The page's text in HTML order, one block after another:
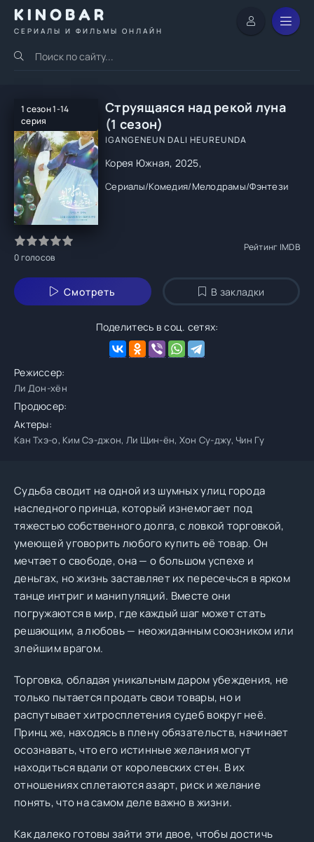
KINOBAR
СЕРИАЛЫ И ФИЛЬМЫ ОНЛАЙН
1 сезон 1-14
серия
Струящаяся над рекой луна
(1 сезон)
IGANGENEUN DALI HEUREUNDA
Корея Южная, 2025,
Сериалы/Комедия/Мелодрамы/Фэнтези
0голосов
Рейтинг IMDB
Смотреть В закладки
Поделитесь в соц. сетях:
Режиссер:
Ли Дон-хён
Продюсер:
Актеры:
Кан Тхэ-о, Ким Сэ-джон, Ли Щин-ён, Хон Су-джу, Чин Гу
Судьба сводит на одной из шумных улиц города
наследного принца, который изнемогает под
тяжестью собственного долга, с ловкой торговкой,
умеющей уговорить любого купить её товар. Он
мечтает о свободе, она — о большом успехе и
деньгах, но жизнь заставляет их пересечься в ярком
танце интриг и манипуляций. Вместе они
погружаются в мир, где каждый шаг может стать
решающим, а любовь — неожиданным союзником или
злейшим врагом.
Торговка, обладая уникальным даром убеждения, не
только пытается продать свои товары, но и
распутывает хитросплетения судеб вокруг неё.
Принц же, находясь в плену обязательств, начинает
осознавать, что его истинные желания могут
находиться вдали от королевских стен. В их
отношениях сплетаются азарт, риск и желание
понять, что на самом деле важно в жизни.
Как далеко готовы зайти эти двое, чтобы достичь